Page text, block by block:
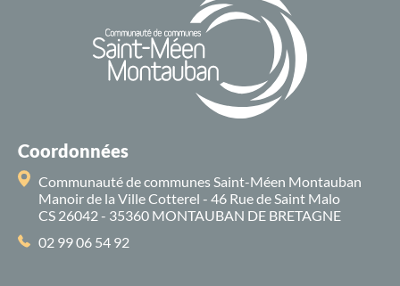
Coordonnées
Communauté de communes Saint-Méen Montauban
Manoir de la Ville Cotterel - 46 Rue de Saint Malo
CS 26042 - 35360 MONTAUBAN DE BRETAGNE
02 99 06 54 92